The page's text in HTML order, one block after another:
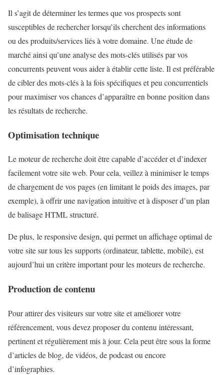
Il s’agit de déterminer les termes que vos prospects sont
susceptibles de rechercher lorsqu’ils cherchent des informations
ou des produits/services liés à votre domaine. Une étude de
marché ainsi qu’une analyse des mots-clés utilisés par vos
concurrents peuvent vous aider à établir cette liste. Il est préférable
de cibler des mots-clés à la fois spécifiques et peu concurrentiels
pour maximiser vos chances d’apparaître en bonne position dans
les résultats de recherche.
Optimisation technique
Le moteur de recherche doit être capable d’accéder et d’indexer
facilement votre site web. Pour cela, veillez à minimiser le temps
de chargement de vos pages (en limitant le poids des images, par
exemple), à offrir une navigation intuitive et à disposer d’un plan
de balisage HTML structuré.
De plus, le responsive design, qui permet un affichage optimal de
votre site sur tous les supports (ordinateur, tablette, mobile), est
aujourd’hui un critère important pour les moteurs de recherche.
Production de contenu
Pour attirer des visiteurs sur votre site et améliorer votre
référencement, vous devez proposer du contenu intéressant,
pertinent et régulièrement mis à jour. Cela peut être sous la forme
d’articles de blog, de vidéos, de podcast ou encore
d’infographies.